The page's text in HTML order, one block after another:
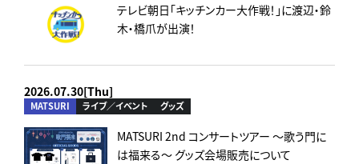
テレビ朝日「キッチンカー大作戦！」に渡辺・鈴
木・橋爪が出演！
2026.07.30[Thu]
MATSURI ライブ／イベント グッズ
MATSURI 2nd コンサートツアー ～歌う門に
は福来る～ グッズ会場販売について